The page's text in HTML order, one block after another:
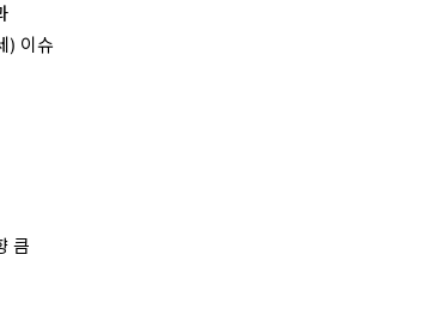
) 이슈
큼